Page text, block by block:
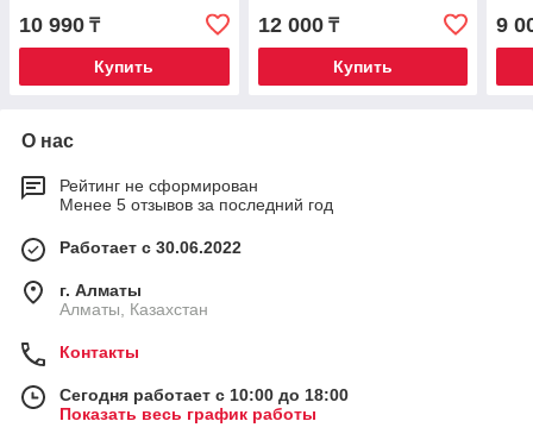
10 990 ₸
Купить
12 000₸
Купить
9
О нас
Рейтинг не сформирован
Менее 5 отзывов за последний год
Работает с 30.06.2022
г. Алматы
Алматы, Казахстан
Контакты
Сегодня работает с 10:00 до 18:00
Показать весь график работы